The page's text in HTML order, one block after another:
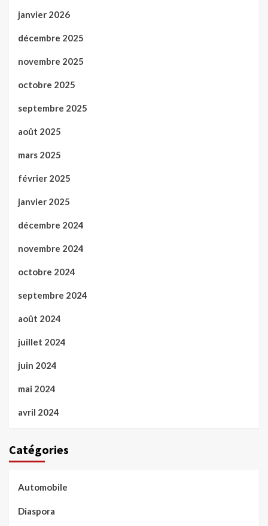
janvier 2026
décembre 2025
novembre 2025
octobre 2025
septembre 2025
août 2025
mars 2025
février 2025
janvier 2025
décembre 2024
novembre 2024
octobre 2024
septembre 2024
août 2024
juillet 2024
juin 2024
mai 2024
avril 2024
Catégories
Automobile
Diaspora